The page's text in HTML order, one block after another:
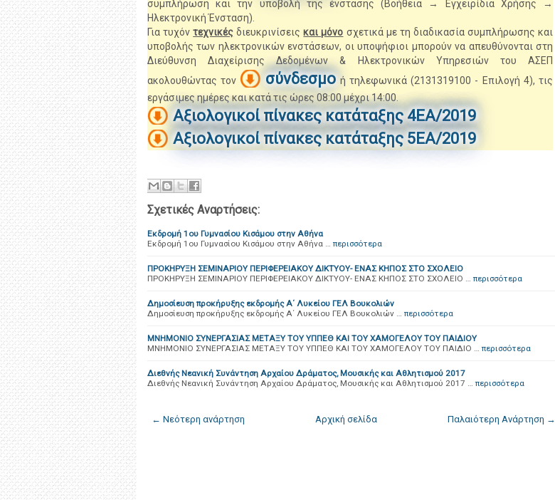
συμπλήρωση και την υποβολή της ένστασης (Βοήθεια → Εγχειρίδια Χρήσης →
Ηλεκτρονική Ένσταση).
Για τυχόντεχνικές διευκρινίσειςκαι μόνο σχετικά με τη διαδικασία συμπλήρωσης και
υποβολής των ηλεκτρονικών ενστάσεων, οι υποψήφιοι μπορούν να απευθύνονται στη
Διεύθυνση Διαχείρισης Δεδομένων & Ηλεκτρονικών Υπηρεσιών του ΑΣΕΠ
ακολουθώντας τον
σύνδεσμο ή τηλεφωνικά (2131319100 - Επιλογή 4), τις
εργάσιμες ημέρες και κατά τις ώρες 08:00 μέχρι 14:00.
Αξιολογικοί πίνακες κατάταξης 4ΕΑ/2019
Αξιολογικοί πίνακες κατάταξης 5ΕΑ/2019
Σχετικές Αναρτήσεις:
Εκδρομή 1ου Γυμνασίου Κισάμου στην Αθήνα
Εκδρομή 1ου Γυμνασίου Κισάμου στην Αθήνα …
περισσότερα
ΠΡΟΚΗΡΥΞΗ ΣΕΜΙΝΑΡΙΟΥ ΠΕΡΙΦΕΡΕΙΑΚΟΥ ΔΙΚΤΥΟΥ- ΕΝΑΣ ΚΗΠΟΣ ΣΤΟ ΣΧΟΛΕΙΟ
ΠΡΟΚΗΡΥΞΗ ΣΕΜΙΝΑΡΙΟΥ ΠΕΡΙΦΕΡΕΙΑΚΟΥ ΔΙΚΤΥΟΥ- ΕΝΑΣ ΚΗΠΟΣ ΣΤΟ ΣΧΟΛΕΙΟ …
περισσότερα
Δημοσίευση προκήρυξης εκδρομής Α΄ Λυκείου ΓΕΛ Βουκολιών
Δημοσίευση προκήρυξης εκδρομής Α΄ Λυκείου ΓΕΛ Βουκολιών …
περισσότερα
ΜΝΗΜΟΝΙΟ ΣΥΝΕΡΓΑΣΙΑΣ ΜΕΤΑΞΥ ΤΟΥ ΥΠΠΕΘ ΚΑΙ ΤΟΥ ΧΑΜΟΓΕΛΟΥ ΤΟΥ ΠΑΙΔΙΟY
ΜΝΗΜΟΝΙΟ ΣΥΝΕΡΓΑΣΙΑΣ ΜΕΤΑΞΥ ΤΟΥ ΥΠΠΕΘ ΚΑΙ ΤΟΥ ΧΑΜΟΓΕΛΟΥ ΤΟΥ ΠΑΙΔΙΟ …
περισσότερα
Διεθνής Νεανική Συνάντηση Αρχαίου Δράματος, Μουσικής και Αθλητισμού 2017
Διεθνής Νεανική Συνάντηση Αρχαίου Δράματος, Μουσικής και Αθλητισμού 2017 …
περισσότερα
← Νεότερη ανάρτηση Παλαιότερη Ανάρτηση →
Αρχική σελίδα